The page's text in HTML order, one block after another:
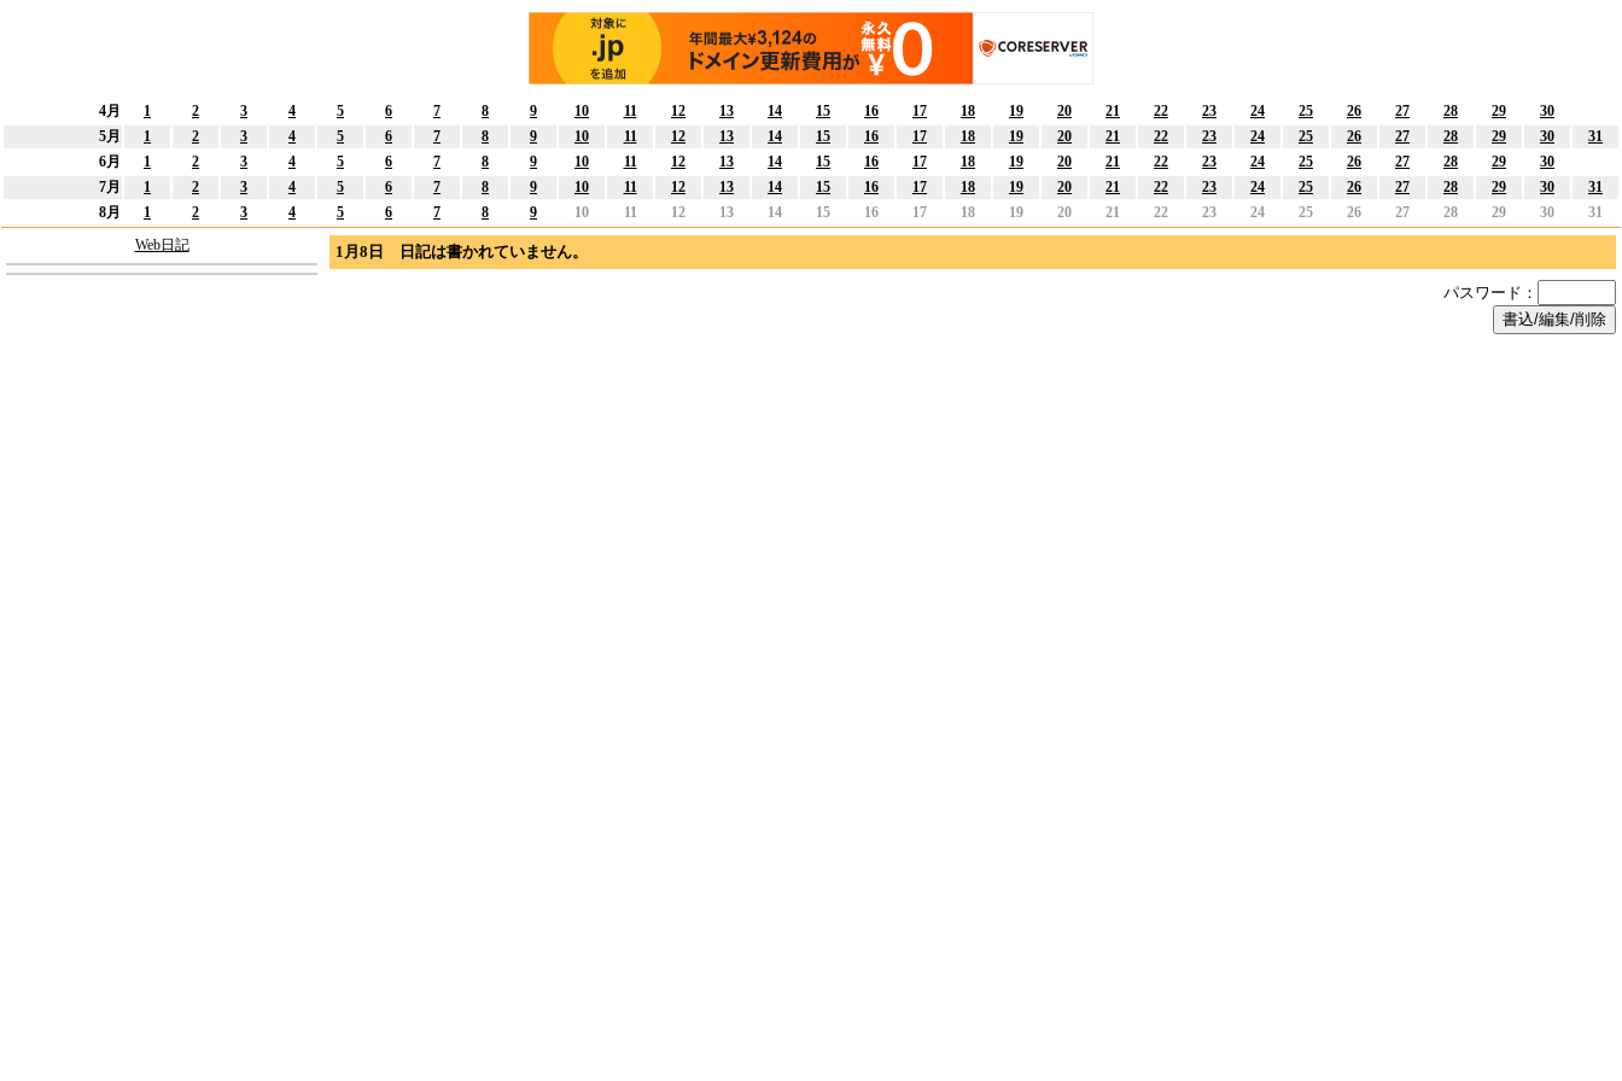
4月 1 2 3 4 5 6 7 8 9 10 11 12 13 14 15 16 17 18 19 20 21 22 23 24 25 26 27 28 29
30
5月
1 2 3 4 5 6 7 8 9 10 11 12 13 14 15 16 17 18 19 20 21 22 23 24 25 26 27 28 29 30
31
6月
1 2 3 4 5 6 7 8 9 10 11 12 13 14 15 16 17 18 19 20 21 22 23 24 25 26 27 28 29
30
7月
1 2 3 4 5 6 7 8 9 10 11 12 13 14 15 16 17 18 19 20 21 22 23 24 25 26 27 28 29 30
31
8月
1 2 3 4 5 6 7 8 9 10 11 12 13 14 15 16 17 18 19 20 21 22 23 24 25 26 27 28 29 30
31
Web日記
1月8日 日記は書かれていません。
パスワード：